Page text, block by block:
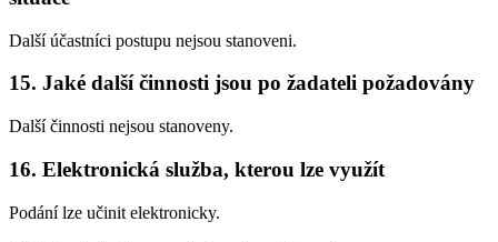
Další účastníci postupu nejsou stanoveni.
15. Jaké další činnosti jsou po žadateli požadovány
Další činnosti nejsou stanoveny.
16. Elektronická služba, kterou lze využít
Podání lze učinit elektronicky.